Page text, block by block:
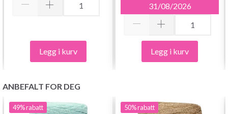
Legg i kurv
31/08/2026
Legg i kurv
ANBEFALT FOR DEG
49%rabatt 50%rabatt